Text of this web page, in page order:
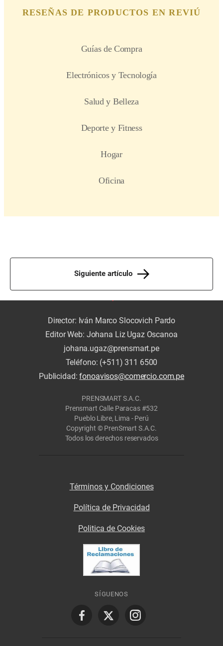
Siguiente artículo
Director: Iván Marco Slocovich Pardo
Editor Web: Johana Liz Ugaz Oscanoa
johana.ugaz@prensmart.pe
Teléfono: (+511) 311 6500
Publicidad:fonoavisos@comercio.com.pe
PRENSMART S.A.C.
Prensmart Calle Paracas #532
Pueblo Libre, Lima - Perú
Copyright © PrenSmart S.A.C.
Todos los derechos reservados
Términos y Condiciones
Política de Privacidad
Politica de Cookies
SÍGUENOS